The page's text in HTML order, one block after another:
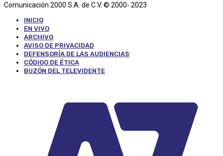
Comunicación 2000 S.A. de C.V. © 2000- 2023
INICIO
EN VIVO
ARCHIVO
AVISO DE PRIVACIDAD
DEFENSORÍA DE LAS AUDIENCIAS
CÓDIGO DE ÉTICA
BUZÓN DEL TELEVIDENTE